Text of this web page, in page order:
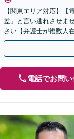
【関東エリア対応】【
差」と言い逃れさせま
さい【弁護士が複数人
返金・賠償請求をサポ
電話でお問い